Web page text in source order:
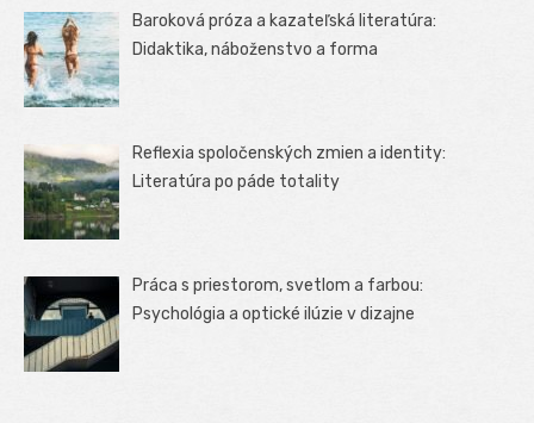
Baroková próza a kazateľská literatúra:
Didaktika, náboženstvo a forma
Reflexia spoločenských zmien a identity:
Literatúra po páde totality
Práca s priestorom, svetlom a farbou:
Psychológia a optické ilúzie v dizajne